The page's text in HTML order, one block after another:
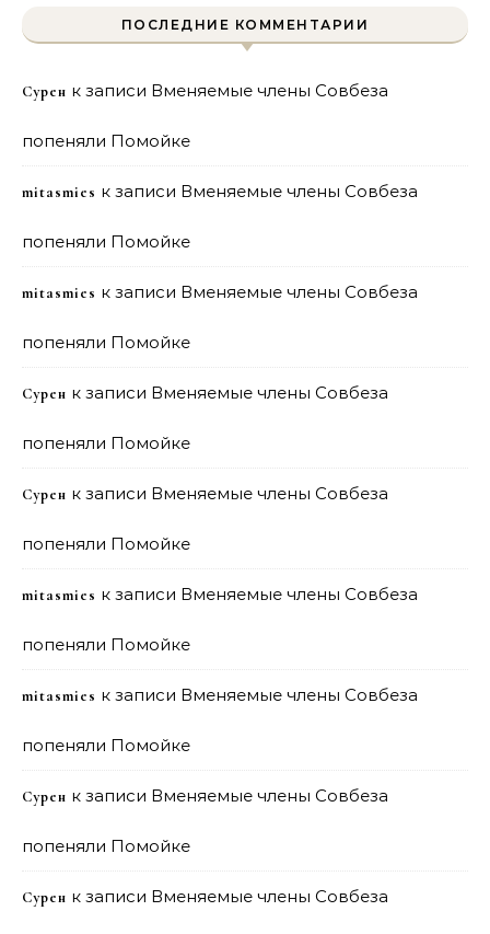
ПОСЛЕДНИЕ КОММЕНТАРИИ
Сурен к записи Вменяемые члены Совбеза
попеняли Помойке
mitasmies к записи Вменяемые члены Совбеза
попеняли Помойке
mitasmies к записи Вменяемые члены Совбеза
попеняли Помойке
Сурен к записи Вменяемые члены Совбеза
попеняли Помойке
Сурен к записи Вменяемые члены Совбеза
попеняли Помойке
mitasmies к записи Вменяемые члены Совбеза
попеняли Помойке
mitasmies к записи Вменяемые члены Совбеза
попеняли Помойке
Сурен к записи Вменяемые члены Совбеза
попеняли Помойке
Сурен к записи Вменяемые члены Совбеза